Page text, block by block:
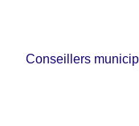
Conseillers